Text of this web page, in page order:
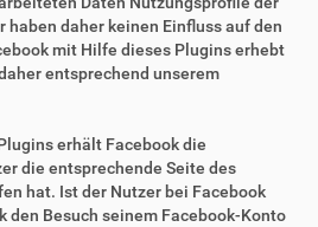
haben daher keinen Einfluss auf den
mit Hilfe dieses Plugins erhebt
entsprechend unserem
erhält Facebook die
die entsprechende Seite des
hat. Ist der Nutzer bei Facebook
den Besuch seinem Facebook-Konto